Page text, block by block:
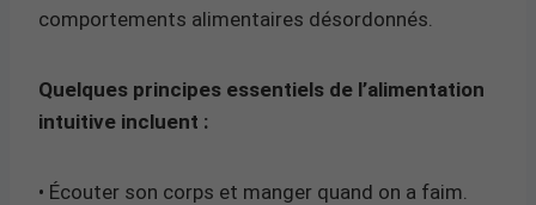
comportements alimentaires désordonnés.
Quelques principes essentiels de l’alimentation
intuitive incluent :
• Écouter son corps et manger quand on a faim.